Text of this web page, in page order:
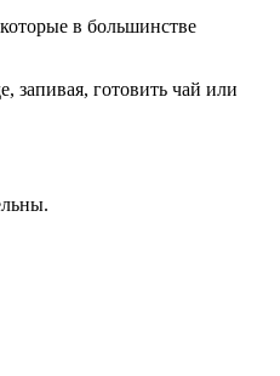
в большинстве
запивая, готовить чай или